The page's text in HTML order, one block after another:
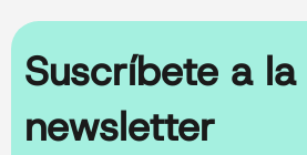
Suscríbete a la
newsletter